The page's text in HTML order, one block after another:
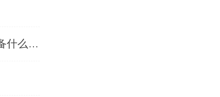
400电话如何免费申请，免费的400电话申请需要具备什么条件